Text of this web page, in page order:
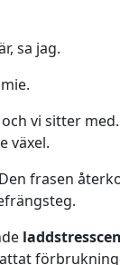
sa jag.
vi sitter
växel.
frasen
laddstresscen